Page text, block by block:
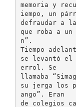
memoria y
iempo, un
defraudar a
que roba a
n”.
Tiempo
se levantó el
errol. Se
llamaba
su jerga los
ango”. Eran
de colegios